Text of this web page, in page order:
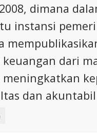
dimana
instansi
dari
dan